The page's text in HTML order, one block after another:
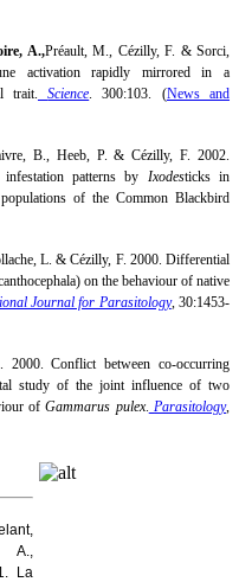
A.,Préault, M., Cézilly, F. & Sorci,
activation rapidly mirrored in a
trait.
Science. 300:103. (News and
B., Heeb, P. & Cézilly, F. 2002.
patterns by Ixodesticks in
of the Common Blackbird
L. & Cézilly, F. 2000. Differential
on the behaviour of native
Journal for Parasitology, 30:1453-
Conflict between co-occurring
study of the joint influence of two
ofGammarus pulex. Parasitology,
A.,
La